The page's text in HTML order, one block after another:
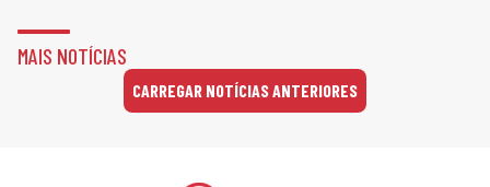
MAIS NOTÍCIAS
CARREGAR NOTÍCIAS ANTERIORES